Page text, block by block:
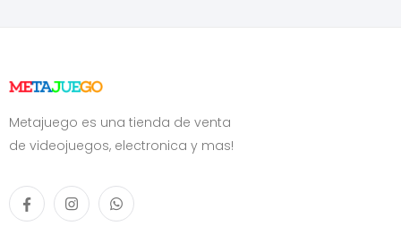
Metajuego es una tienda de venta
de videojuegos, electronica y mas!